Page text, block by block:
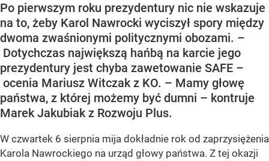
Po pierwszym roku prezydentury nic nie wskazuje
na to, żeby Karol Nawrocki wyciszył spory między
dwoma zwaśnionymi politycznymi obozami. –
Dotychczas największą hańbą na karcie jego
prezydentury jest chyba zawetowanie SAFE –
ocenia Mariusz Witczak z KO. – Mamy głowę
państwa, z której możemy być dumni – kontruje
Marek Jakubiak z Rozwoju Plus.
W czwartek 6 sierpnia mija dokładnie rok od zaprzysiężenia
Karola Nawrockiego na urząd głowy państwa. Z tej okazji